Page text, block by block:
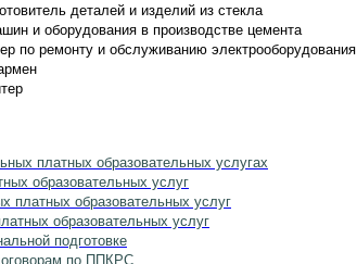
деталей и изделий из стекла
и оборудования в производстве цемента
по ремонту и обслуживанию электрооборудования
платных образовательных услугах
образовательных услуг
платных образовательных услуг
образовательных услуг
подготовке
по ППКРС